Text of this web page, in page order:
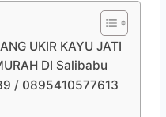
UKIR KAYU JATI
DI Salibabu
/ 0895410577613